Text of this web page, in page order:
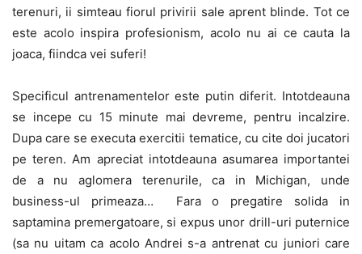
terenuri, ii simteau fiorul privirii sale aprent blinde. Tot ce
este acolo inspira profesionism, acolo nu ai ce cauta la
joaca, fiindca vei suferi!
Specificul antrenamentelor este putin diferit. Intotdeauna
se incepe cu 15 minute mai devreme, pentru incalzire.
Dupa care se executa exercitii tematice, cu cite doi jucatori
pe teren. Am apreciat intotdeauna asumarea importantei
de a nu aglomera terenurile, ca in Michigan, unde
business-ul primeaza… Fara o pregatire solida in
saptamina premergatoare, si expus unor drill-uri puternice
(sa nu uitam ca acolo Andrei s-a antrenat cu juniori care